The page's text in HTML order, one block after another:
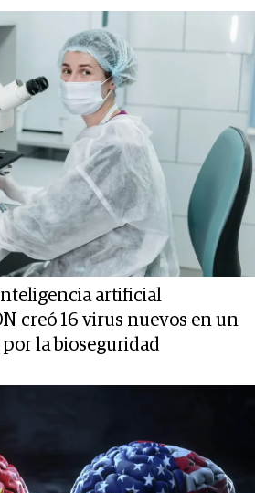
artificial
creó 16 virus nuevos en un
la bioseguridad